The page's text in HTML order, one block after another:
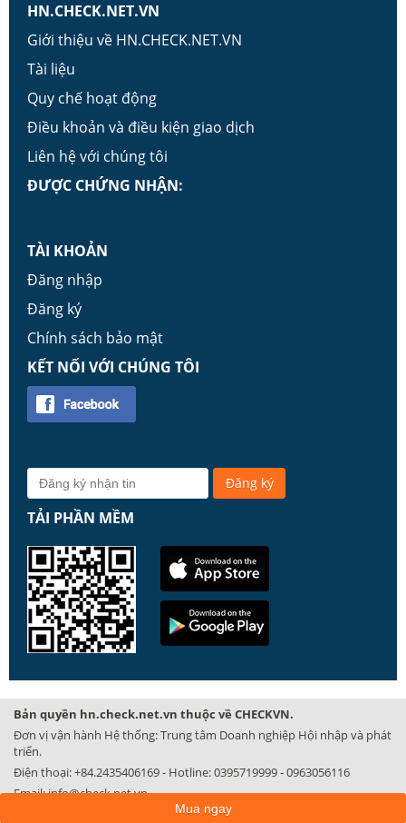
HN.CHECK.NET.VN
Giới thiệu về HN.CHECK.NET.VN
Tài liệu
Quy chế hoạt động
Điều khoản và điều kiện giao dịch
Liên hệ với chúng tôi
ĐƯỢC CHỨNG NHẬN:
TÀI KHOẢN
Đăng nhập
Đăng ký
Chính sách bảo mật
KẾT NỐI VỚI CHÚNG TÔI
TẢI PHẦN MỀM
Bản quyền hn.check.net.vn thuộc về CHECKVN.
Đơn vị vận hành Hệ thống: Trung tâm Doanh nghiệp Hội nhập và phát
triển.
Điện thoại:+84.2435406169- Hotline:0395719999-0963056116
Email:info@check.net.vn